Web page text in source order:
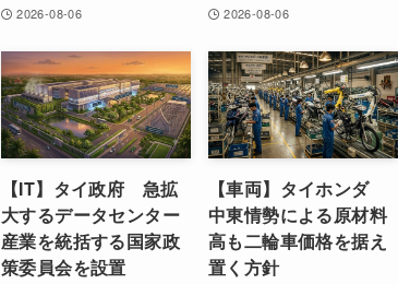
2026-08-06 2026-08-06
【IT】タイ政府 急拡
大するデータセンター
産業を統括する国家政
策委員会を設置
【車両】タイホンダ
中東情勢による原材料
高も二輪車価格を据え
置く方針